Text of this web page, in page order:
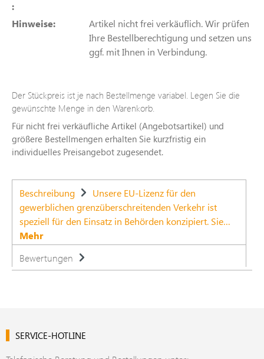
:
Hinweise:
Artikel nicht frei verkäuflich. Wir prüfen
Ihre Bestellberechtigung und setzen uns
ggf. mit Ihnen in Verbindung.
Der Stückpreis ist je nach Bestellmenge variabel. Legen Sie die
gewünschte Menge in den Warenkorb.
Für nicht frei verkäufliche Artikel (Angebotsartikel) und
größere Bestellmengen erhalten Sie kurzfristig ein
individuelles Preisangebot zugesendet.
Beschreibung
Unsere EU-Lizenz für den
gewerblichen grenzüberschreitenden Verkehr ist
speziell für den Einsatz in Behörden konzipiert. Sie…
Mehr
Bewertungen
SERVICE-HOTLINE